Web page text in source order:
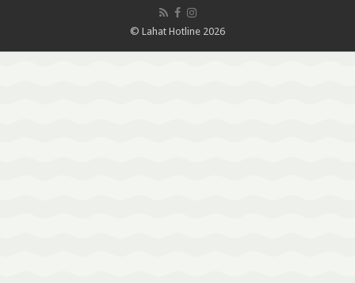
© Lahat Hotline 2026